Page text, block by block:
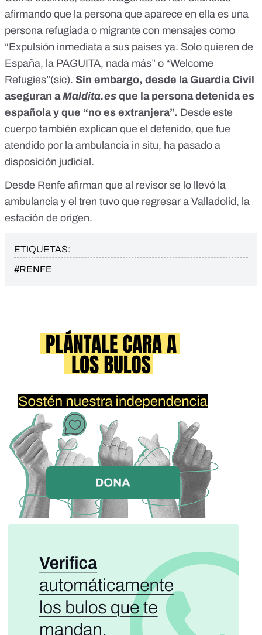
afirmando que la persona que aparece en ella es una
persona refugiada o migrante con mensajes como
“Expulsión inmediata a sus paises ya. Solo quieren de
España, la PAGUITA, nada más” o “​​Welcome
Refugies”(sic). Sin embargo, desde la Guardia Civil
aseguran aMaldita.es que la persona detenida es
española y que “no es extranjera”. Desde este
cuerpo también explican que el detenido, que fue
atendido por la ambulancia in situ, ha pasado a
disposición judicial.
Desde Renfe afirman que al revisor se lo llevó la
ambulancia y el tren tuvo que regresar a Valladolid, la
estación de origen.
ETIQUETAS:
#RENFE